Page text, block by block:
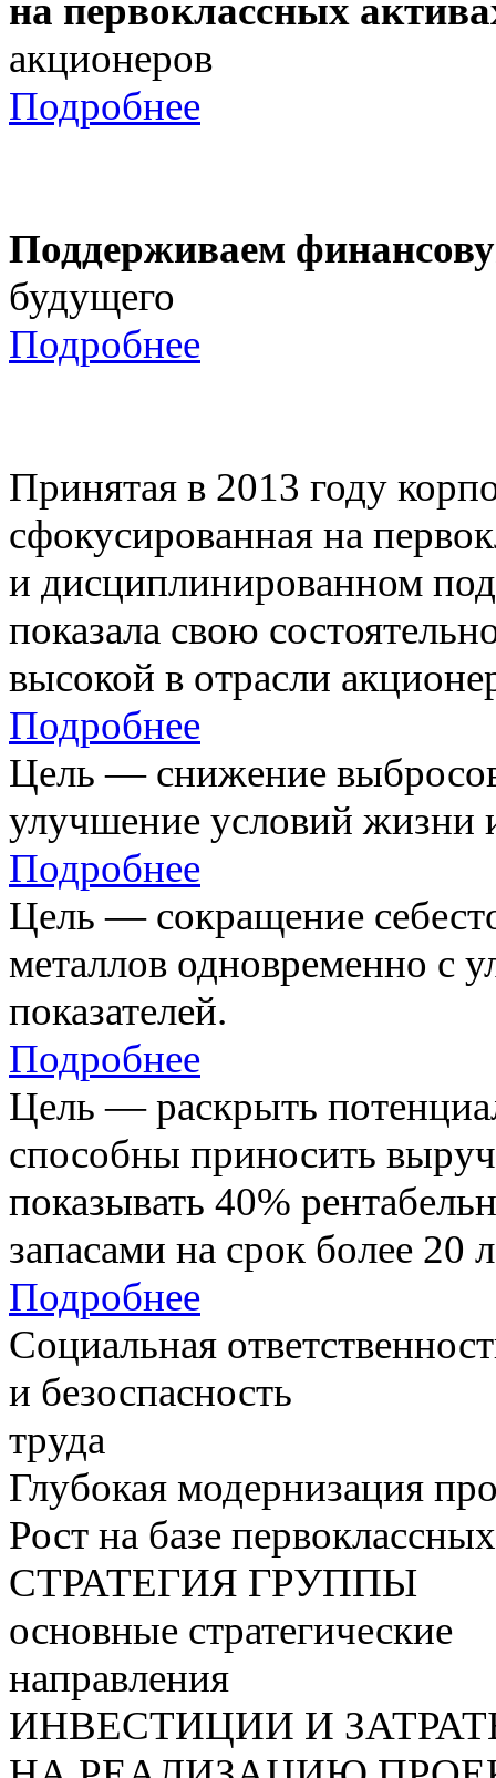
на первоклассных
акционеров
Подробнее
Поддерживаем
будущего
Подробнее
Принятая в 2013 году
сфокусированная на
и дисциплинированном
показала свою
высокой в отрасли
Подробнее
Цель — снижение
улучшение условий жизни
Подробнее
Цель — сокращение
металлов одновременно с
показателей.
Подробнее
Цель — раскрыть
способны приносить
показывать 40%
запасами на срок более 20
Подробнее
Социальная
и безоспасность
труда
Глубокая модернизация
Рост на базе
СТРАТЕГИЯ ГРУППЫ
основные стратегические
направления
ИНВЕСТИЦИИ И